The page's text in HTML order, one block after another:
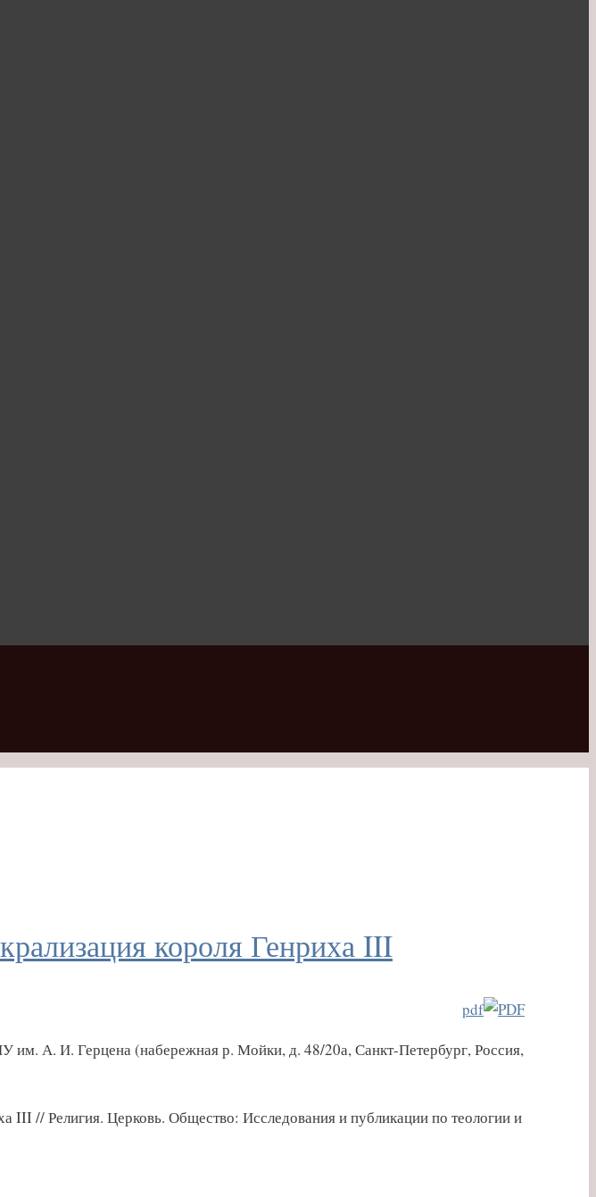
короля Генриха III
pdf
им. А. И. Герцена (набережная р. Мойки, д. 48/20а, Санкт-Петербург, Россия,
III // Религия. Церковь. Общество: Исследования и публикации по теологии и